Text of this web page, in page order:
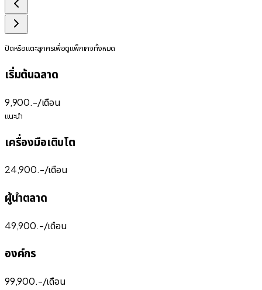
ปัดหรือแตะลูกศรเพื่อดูแพ็กเกจทั้งหมด
เริ่มต้นฉลาด
9,900.-/เดือน
แนะนำ
เครื่องมือเติบโต
24,900.-/เดือน
ผู้นำตลาด
49,900.-/เดือน
องค์กร
99,900.-/เดือน